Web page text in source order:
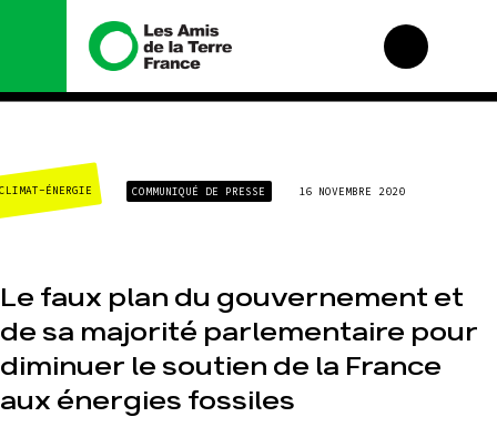
Nous connaître
Histoire
Valeurs
Équipes et
fonctionnement
Le réseau dans le
monde
Total, rendez-vous
Mode : une tendance
destructrice
Gaz au Mozambique,
la violence TOTAL(e)
CLIMAT-ÉNERGIE COMMUNIQUÉ DE PRESSE 16 NOVEMBRE 2020
Le faux plan du gouvernement et
de sa majorité parlementaire pour
diminuer le soutien de la France
aux énergies fossiles